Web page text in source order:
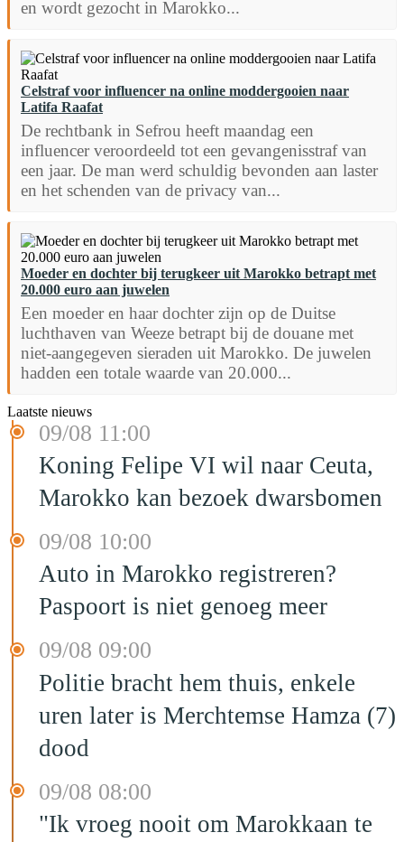
en wordt gezocht in Marokko...
Celstraf voor influencer na online moddergooien naar
Latifa Raafat
De rechtbank in Sefrou heeft maandag een
influencer veroordeeld tot een gevangenisstraf van
een jaar. De man werd schuldig bevonden aan laster
en het schenden van de privacy van...
Moeder en dochter bij terugkeer uit Marokko betrapt met
20.000 euro aan juwelen
Een moeder en haar dochter zijn op de Duitse
luchthaven van Weeze betrapt bij de douane met
niet-aangegeven sieraden uit Marokko. De juwelen
hadden een totale waarde van 20.000...
Laatste nieuws
09/08 11:00
Koning Felipe VI wil naar Ceuta,
Marokko kan bezoek dwarsbomen
09/08 10:00
Auto in Marokko registreren?
Paspoort is niet genoeg meer
09/08 09:00
Politie bracht hem thuis, enkele
uren later is Merchtemse Hamza (7)
dood
09/08 08:00
"Ik vroeg nooit om Marokkaan te